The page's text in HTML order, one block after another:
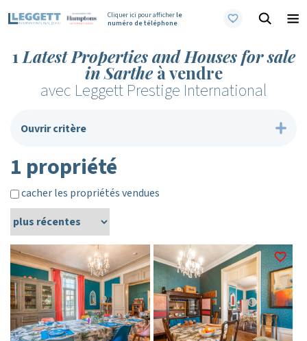
Cliquer ici pour afficherle
numéro de téléphone
1 Latest Properties and Houses for sale
in Sartheà vendre
avec Leggett Prestige International
Ouvrir critère
1 propriété
cacher les propriétés vendues